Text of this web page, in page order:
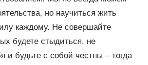
но научиться жить
каждому. Не совершайте
будете стыдиться, не
и будьте с собой честны – тогда